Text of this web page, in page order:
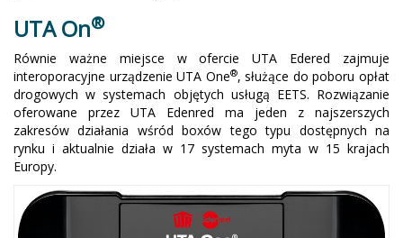
UTA On®
Równie ważne miejsce w ofercie UTA Edered zajmuje
interoporacyjne urządzenie UTA One®, służące do poboru opłat
drogowych w systemach objętych usługą EETS. Rozwiązanie
oferowane przez UTA Edenred ma jeden z najszerszych
zakresów działania wśród boxów tego typu dostępnych na
rynku i aktualnie działa w 17 systemach myta w 15 krajach
Europy.